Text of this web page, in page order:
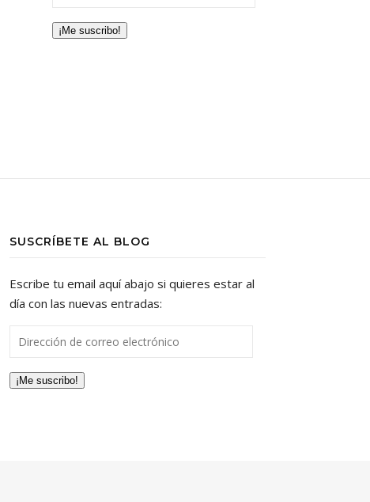
¡Me suscribo!
SUSCRÍBETE AL BLOG
Escribe tu email aquí abajo si quieres estar al
día con las nuevas entradas:
Dirección de correo electrónico
¡Me suscribo!